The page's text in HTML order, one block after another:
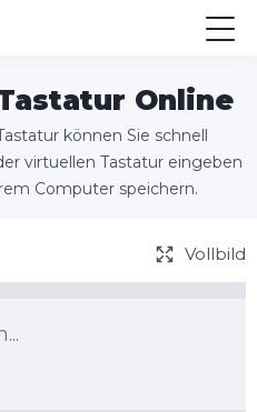
Online
können Sie schnell
virtuellen Tastatur eingeben
Computer speichern.
Vollbild